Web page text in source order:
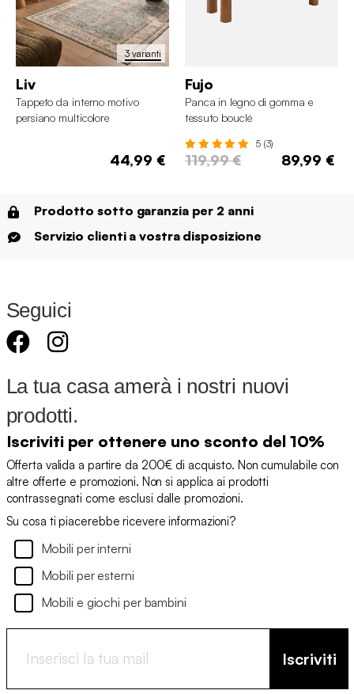
3 varianti
Liv
Tappeto da interno motivo
persiano multicolore
44,99 €
Fujo
Panca in legno di gomma e
tessuto bouclé
5 (3)
119,99 € 89,99 €
Prodotto sotto garanzia per 2 anni
Servizio clienti a vostra disposizione
Seguici
La tua casa amerà i nostri nuovi
prodotti.
Iscriviti per ottenere uno sconto del 10%
Offerta valida a partire da 200€ di acquisto. Non cumulabile con
altre offerte e promozioni. Non si applica ai prodotti
contrassegnati come esclusi dalle promozioni.
Su cosa ti piacerebbe ricevere informazioni?
Mobili per interni
Mobili per esterni
Mobili e giochi per bambini
Iscriviti